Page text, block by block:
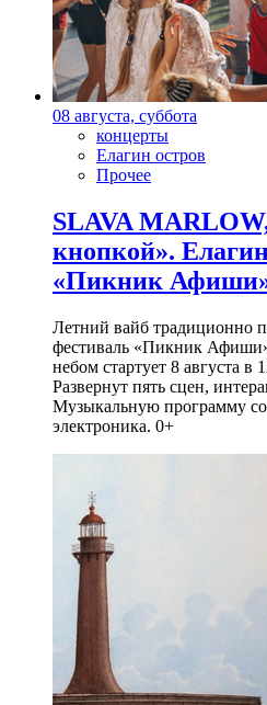
08 августа, суббота
концерты
Елагин остров
Прочее
SLAVA
кнопкой».
«Пикник
Летний вайб традиционно
фестиваль «Пикник
небом стартует 8 августа в
Развернут пять сцен,
Музыкальную программу
электроника. 0+